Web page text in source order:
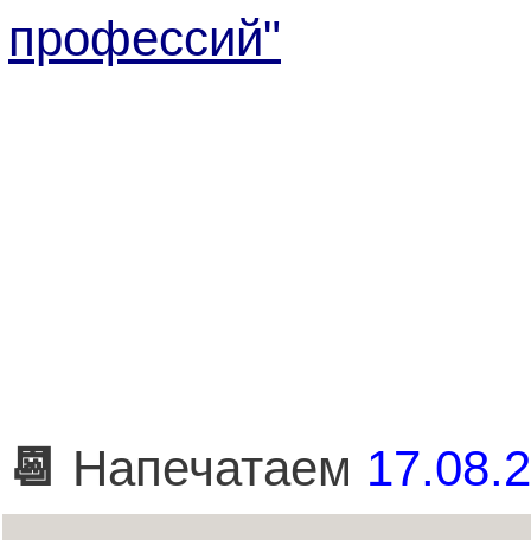
профессий"
📆 Напечатаем